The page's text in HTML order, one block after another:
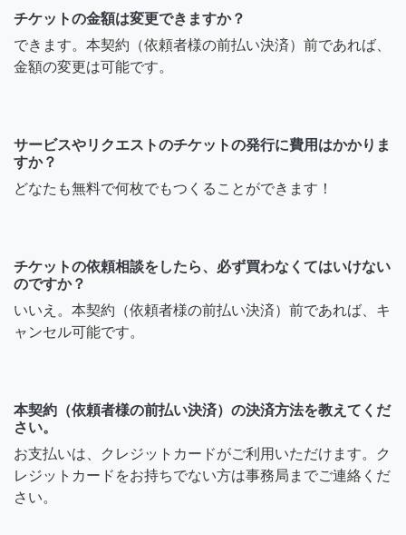
チケットの金額は変更できますか？
できます。本契約（依頼者様の前払い決済）前であれば、
金額の変更は可能です。
サービスやリクエストのチケットの発行に費用はかかりま
すか？
どなたも無料で何枚でもつくることができます！
チケットの依頼相談をしたら、必ず買わなくてはいけない
のですか？
いいえ。本契約（依頼者様の前払い決済）前であれば、キ
ャンセル可能です。
本契約（依頼者様の前払い決済）の決済方法を教えてくだ
さい。
お支払いは、クレジットカードがご利用いただけます。ク
レジットカードをお持ちでない方は事務局までご連絡くだ
さい。